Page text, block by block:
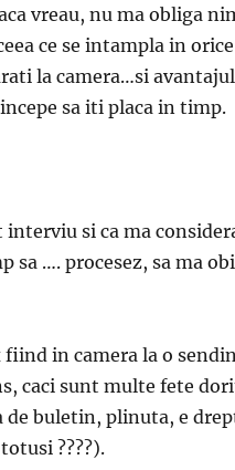
vreau, nu ma obliga
ce se intampla in
la camera…si avantajul
sa iti placa in timp.
interviu si ca ma
…. procesez, sa ma
fiind in camera la o
caci sunt multe fete
buletin, plinuta, e
????).